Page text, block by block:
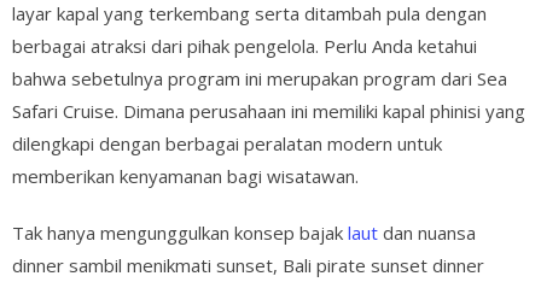
layar kapal yang terkembang serta ditambah pula dengan
berbagai atraksi dari pihak pengelola. Perlu Anda ketahui
bahwa sebetulnya program ini merupakan program dari Sea
Safari Cruise. Dimana perusahaan ini memiliki kapal phinisi yang
dilengkapi dengan berbagai peralatan modern untuk
memberikan kenyamanan bagi wisatawan.
Tak hanya mengunggulkan konsep bajak laut dan nuansa
dinner sambil menikmati sunset, Bali pirate sunset dinner